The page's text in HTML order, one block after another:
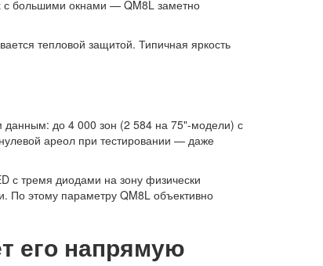
с большими окнами — QM8L заметно
тепловой защитой. Типичная яркость
данным: до 4 000 зон (2 584 на 75"-модели) с
ареол при тестировании — даже
с тремя диодами на зону физически
По этому параметру QM8L объективно
его напрямую